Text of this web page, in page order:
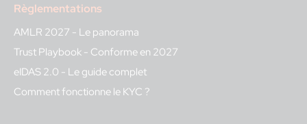
Règlementations
AMLR 2027 - Le panorama
Trust Playbook - Conforme en 2027
eIDAS 2.0 - Le guide complet
Comment fonctionne le KYC ?